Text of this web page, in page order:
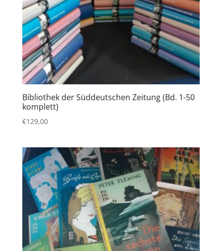
Bibliothek der Süddeutschen Zeitung (Bd. 1-50
komplett)
€129,00